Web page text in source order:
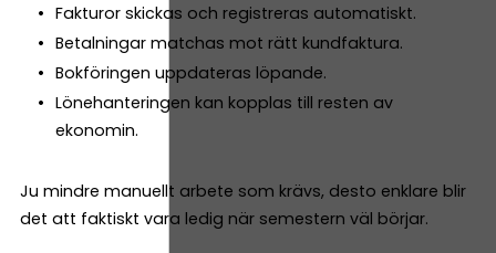
Fakturor skickas och registreras automatiskt.
Betalningar matchas mot rätt kundfaktura.
Bokföringen uppdateras löpande.
Lönehanteringen kan kopplas till resten av
ekonomin.
Ju mindre manuellt arbete som krävs, desto enklare blir
det att faktiskt vara ledig när semestern väl börjar.